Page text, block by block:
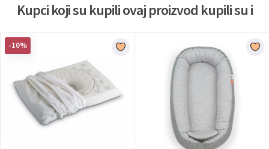
Kupci koji su kupili ovaj proizvod kupili su i
-10%